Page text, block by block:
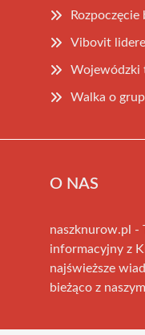
Vibovit
Wojewódzki
Walka o
O NAS
naszknurow.pl -
informacyjny z
najświeższe
bieżąco z